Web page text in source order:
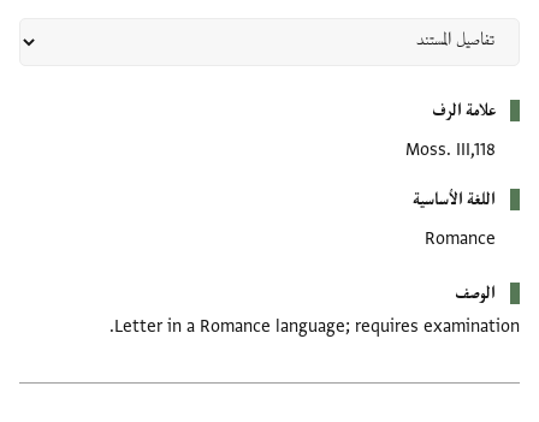
علامة الرف
Moss. III,118
اللغة الأساسية
Romance
الوصف
Letter in a Romance language; requires examination.